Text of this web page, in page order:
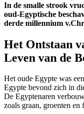
In de smalle strook
oud-Egyptische
derde millennium
Het Ontstaan
Leven van de
Het oude Egypte was
Egypte bevond zich in
De Egyptenaren
zoals graan, groenten en